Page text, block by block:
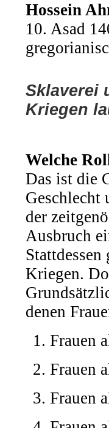
Hossein
10. Asad
Sklaverei
Kriegen
Welche
Das ist die
Geschlecht
der
Ausbruch
Kriegen.
denen
Frauen
Frauen
Frauen